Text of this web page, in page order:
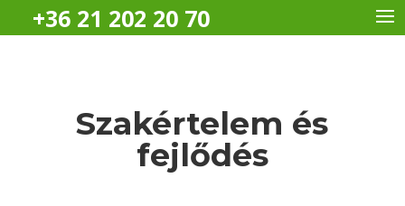
+36 21 202 20 70
Szakértelem és
fejlődés